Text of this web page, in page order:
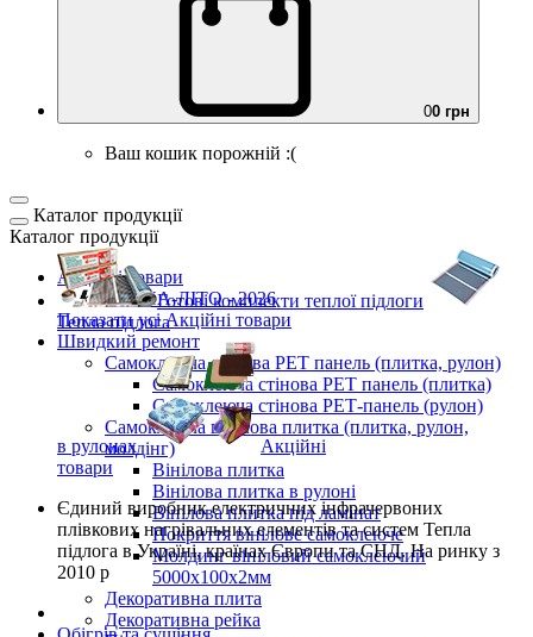
00 грн
Ваш кошик порожній :(
Каталог продукції
Каталог продукції
Акційні товари
ВЕСНА-ЛІТО - 2026
Показати усі Акційні товари
Швидкий ремонт
Самоклеюча стінова PET панель (плитка, рулон)
Самоклеюча стінова PET панель (плитка)
Самоклеюча стінова РЕТ-панель (рулон)
Самоклеюча вінілова плитка (плитка, рулон,
молдінг)
Вінілова плитка
Вінілова плитка в рулоні
Вінілова плитка під ламінат
Покриття вінілове самоклеюче
Молдинг вініловий самоклеючий
5000х100х2мм
Декоративна плита
Декоративна рейка
Готові комплекти теплої підлоги
Тепла підлога
в рулонах
Акційні
товари
Єдиний виробникелектричних інфрачервоних
плівкових нагрівальних елементів та систем Тепла
підлога в Україні, країнах Європи та СНД.На ринку з
2010 р